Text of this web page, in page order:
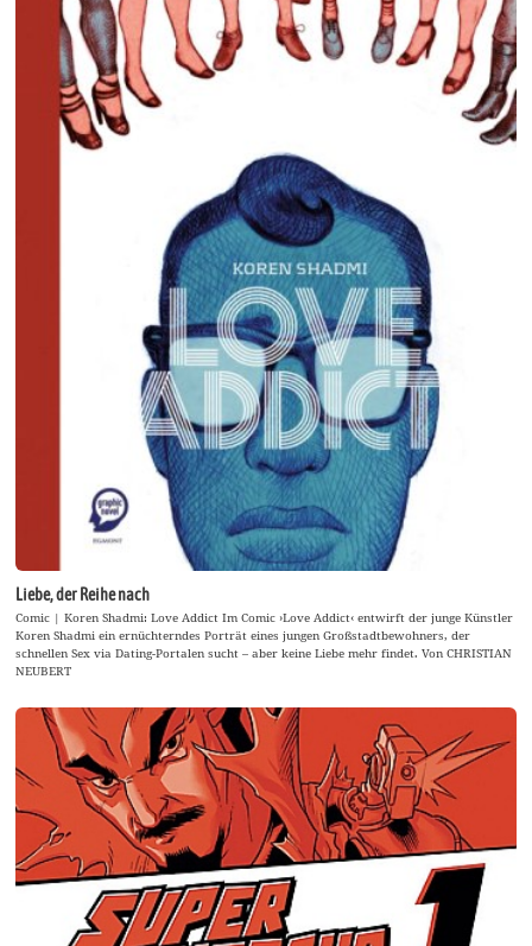
Liebe, der Reihe nach
Comic | Koren Shadmi: Love Addict Im Comic ›Love Addict‹ entwirft der junge Künstler
Koren Shadmi ein ernüchterndes Porträt eines jungen Großstadtbewohners, der
schnellen Sex via Dating-Portalen sucht – aber keine Liebe mehr findet. Von CHRISTIAN
NEUBERT